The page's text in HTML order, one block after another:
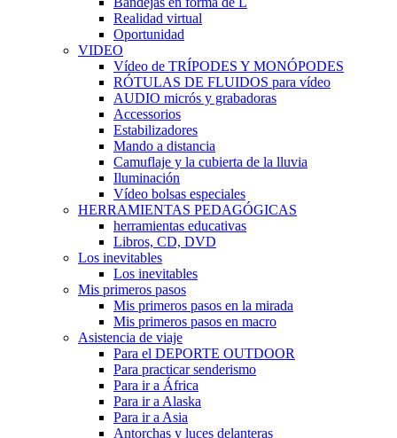
Realidad virtual
Oportunidad
VIDEO
Vídeo de TRÍPODES Y MONÓPODES
RÓTULAS DE FLUIDOS para vídeo
AUDIO micrós y grabadoras
Accessorios
Estabilizadores
Mando a distancia
Camuflaje y la cubierta de la lluvia
Iluminación
Vídeo bolsas especiales
HERRAMIENTAS PEDAGÓGICAS
herramientas educativas
Libros, CD, DVD
Los inevitables
Los inevitables
Mis primeros pasos
Mis primeros pasos en la mirada
Mis primeros pasos en macro
Asistencia de viaje
Para el DEPORTE OUTDOOR
Para practicar senderismo
Para ir a África
Para ir a Alaska
Para ir a Asia
Antorchas y luces delanteras